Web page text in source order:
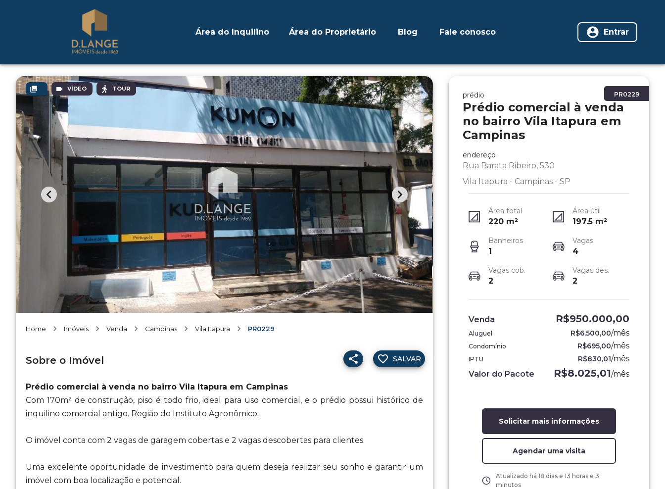
Área do Inquilino Área do Proprietário Blog Fale conosco Entrar
VÍDEO TOUR
Home Imóveis Venda Campinas Vila Itapura PR0229
Sobre o Imóvel
Prédio comercial à venda no bairro Vila Itapura em Campinas
Com 170m² de construção, piso é todo frio, ideal para uso comercial, e o prédio possui histórico de
inquilino comercial antigo. Região do Instituto Agronômico.
O imóvel conta com 2 vagas de garagem cobertas e 2 vagas descobertas para clientes.
Uma excelente oportunidade de investimento para quem deseja realizar seu sonho e garantir um
imóvel com boa localização e potencial.
SALVAR
PR0229
prédio
Prédio comercial à venda
no bairro Vila Itapura em
Campinas
endereço
Rua Barata Ribeiro, 530
Vila Itapura - Campinas - SP
Área total
220m²
Área útil
197.5 m²
Banheiros
1
Vagas
4
Vagas cob.
2
Vagas des.
2
Venda R$950.000,00
Aluguel R$6.500,00/mês
Condomínio R$695,00/mês
IPTU R$830,01/mês
Valor do Pacote
R$8.025,01/mês
Solicitar mais informações
Agendar uma visita
Atualizado há 18 dias e 13 horas e 3
minutos